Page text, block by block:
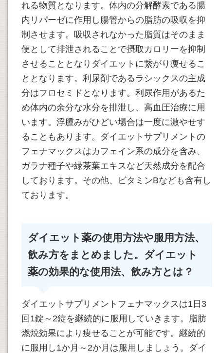
れる物質となります。体内の分解酵素である腸
内リパーゼに作用し腸管からの脂肪の吸収を抑
制させます。吸収されなかった脂質はそのまま
便として排泄されることで摂取カロリーを抑制
させることとなりダイエットに繋がり痩せるこ
ととなります。利尿剤であるラシックスの主成
分はフロセミドとなります。利尿作用があるた
め体内の余分な水分を排泄し、高血圧治療に用
います。浮腫みがひどい場合は一度に激やせす
ることもあります。ダイエットサプリメントの
フェナマックスはカフェイン系の成分を含み、
ガラナ種子や緑茶葉エキスなど天然成分を配合
しております。その他、ビタミンBなども含有し
ております。
ダイエット薬の使用方法や服用方法、
飲み方をまとめました。ダイエット
薬の効果的な使用法、飲み方とは？
ダイエットサプリメントフェナマックスは1日3
回1錠～2錠を継続的に服用していきます。脂肪
燃焼効果により痩せることが可能です。継続的
に服用し1か月～2か月は服用しましょう。ダイ